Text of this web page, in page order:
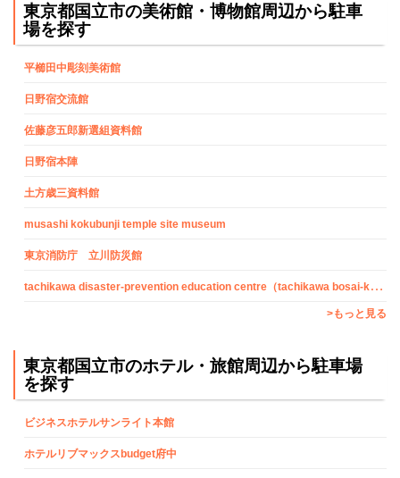
東京都国立市の美術館・博物館周辺から駐車
場を探す
平櫛田中彫刻美術館
日野宿交流館
佐藤彦五郎新選組資料館
日野宿本陣
土方歳三資料館
musashi kokubunji temple site museum
東京消防庁 立川防災館
t
achikawa disaster-prevention education centre（tachikawa bosai-kan）
>もっと見る
東京都国立市のホテル・旅館周辺から駐車場
を探す
ビジネスホテルサンライト本館
ホテルリブマックスbudget府中